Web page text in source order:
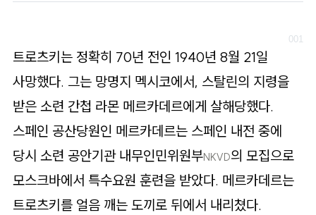
트로츠키는 정확히 70년 전인 1940년 8월 21일
사망했다. 그는 망명지 멕시코에서, 스탈린의 지령을
받은 소련 간첩 라몬 메르카데르에게 살해당했다.
스페인 공산당원인 메르카데르는 스페인 내전 중에
당시 소련 공안기관 내무인민위원부NKVD의 모집으로
모스크바에서 특수요원 훈련을 받았다. 메르카데르는
트로츠키를 얼음 깨는 도끼로 뒤에서 내리쳤다.